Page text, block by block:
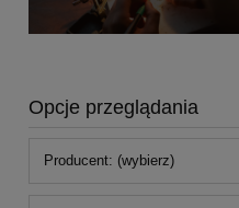
Opcje przeglądania
Producent: (wybierz)